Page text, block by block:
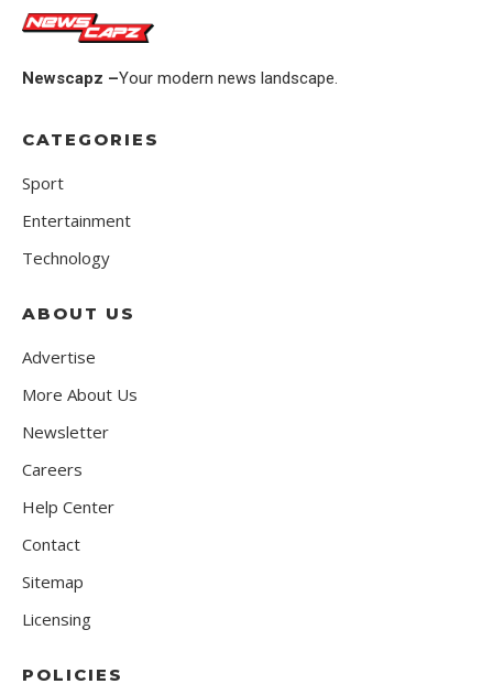
Newscapz –Your modern news landscape.
CATEGORIES
Sport
Entertainment
Technology
ABOUT US
Advertise
More About Us
Newsletter
Careers
Help Center
Contact
Sitemap
Licensing
POLICIES